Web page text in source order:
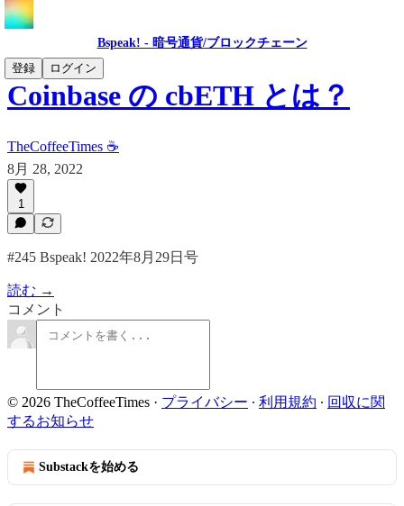
Bspeak! - 暗号通貨/ブロックチェーン
登録
ログイン
Coinbase の cbETH とは？
TheCoffeeTimes ☕
8月 28, 2022
1
#245 Bspeak! 2022年8月29日号
読む →
コメント
© 2026 TheCoffeeTimes · プライバシー ∙ 利用規約 ∙ 回収に関
するお知らせ
Substackを始める